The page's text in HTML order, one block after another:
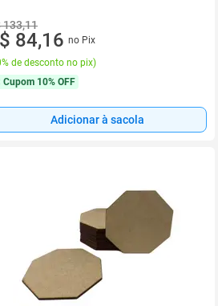
133,11
84,16 no Pix
de desconto no pix)
Cupom 10% OFF
Adicionar à sacola